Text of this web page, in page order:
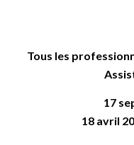
Tous les
17
18 avril